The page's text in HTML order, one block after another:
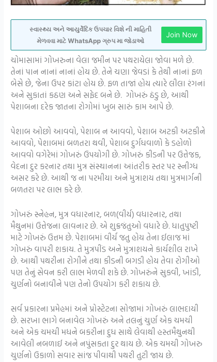
સ્વાસ્થ્ય અને આયુર્વેદિક ઉપચાર વિશે ની માહિતી
મેળવવા માટે WhatsApp ગ્રુપ મા જોડાઓ
Join Now
ચોમાસામાં ગોખરુના વેલા જમીન પર પથરાયેલા જોવા મળે છે.
તેનાં પાન નાનાં નાનાં હોય છે. તેને ચણા જેવડાં કે તેથી નાનાં ફળ
બેસે છે, જેના ઉપર કાંટા હોય છે. ફળ તાજાં હોય ત્યારે લીલા રંગનાં
અને સુકાતાં કઠણ અને સફેદ બને છે. ગોખરું ઠંડુ છે, આથી
પેશાબના દરેક જાતના રોગોમાં ખુબ સારું કામ આપે છે.
પેશાબ ઓછો આવવો, પેશાબ ન આવવો, પેશાબ અટકી અટકીને
આવવો, પેશાબમાં બળતરા થવી, પેશાબ દુર્ગધવાળો કે ડહોળો
આવવો વગેરેમાં ગોખરું ઉપયોગી છે. ગોખરું કીડની પર ઉત્તેજક,
વેદના દુર કરનાર તથા મુત્ર સંસ્થાનના આંતરીક સ્તર પર સ્નીગ્ધ
અસર કરે છે. આથી જ ના પરમીયા અને મુત્રાશય તથા મુત્રમાર્ગની
બળતરા પર લાભ કરે છે.
ગોખરું સ્નેહન, મુત્ર વધારનાર, બળ(વીર્ય) વધારનાર, તથા
મૈથુનમાં ઉત્તેજના લાવનાર છે. એ શુક્રજંતુઓ વધારે છે. ધાતુપુષ્ટી
માટે ગોખરું ઉત્તમ છે. પેશાબમાં વીર્ય જતુ હોય તેના ઈલાજ માં
ગોખરું વાપરી શકાય. તે મુત્રપીંડ અને મુત્રાશયને કાર્યશીલ રાખે
છે. આથી પથરીના રોગીને તથા કીડની બગડી હોય તેવા રોગીઓ
પણ તેનું સેવન કરી લાભ મેળવી શકે છે. ગોખરુંને સુકવી, ખાંડી,
ચુર્ણનો બનાવીને પણ તેનો ઉપયોગ કરી શકાય છે.
સર્વ પ્રકારના પ્રમેહમાં અને પ્રોસ્ટેટના સોજામાં ગોખરું લાભદાયી
છે. સરખા ભાગે બનાવેલ ગોખરું અને તલનું ચુર્ણ એક ચમચી
અને એક ચમચી મધને બકરીના દુધ સાથે લેવાથી હસ્તમૈથુનથી
આવેલી નબળાઈ અને નપુંસકતા દુર થાય છે. એક ચમચી ગોખરુ
ચુર્ણનો ઉકાળો સવાર સાંજ પીવાથી પથરી તુટી જાય છે.